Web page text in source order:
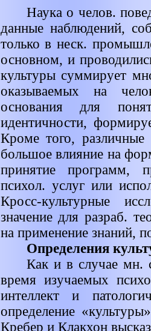
Наука о челов.
данные наблюдений,
только в неск.
основном, и
культуры суммирует
оказываемых на
основания для
идентичности,
Кроме того, различные
большое влияние на
принятие программ,
психол. услуг или
Кросс-культурные
значение для разраб.
на применение знаний,
Определения
Как и в случае мн.
время изучаемых
интеллект и
определение
Кребер и Клакхон